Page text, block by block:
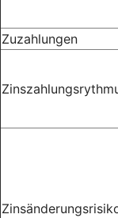
Zuzahlungen